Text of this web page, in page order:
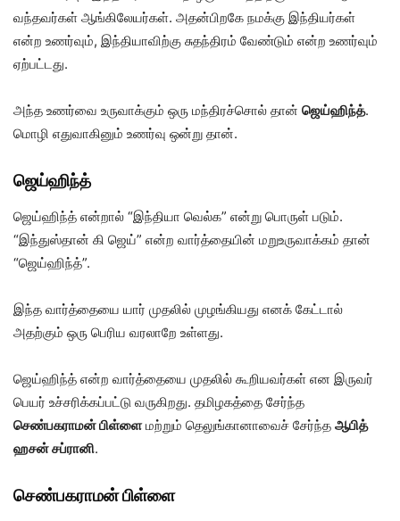
வந்தவர்கள் ஆங்கிலேயர்கள். அதன்பிறகே நமக்கு இந்தியர்கள்
என்ற உணர்வும், இந்தியாவிற்கு சுதந்திரம் வேண்டும் என்ற உணர்வும்
ஏற்பட்டது.
அந்த உணர்வை உருவாக்கும் ஒரு மந்திரச்சொல் தான் ஜெய்ஹிந்த்.
மொழி எதுவாகினும் உணர்வு ஒன்று தான்.
ஜெய்ஹிந்த்
ஜெய்ஹிந்த் என்றால் “இந்தியா வெல்க” என்று பொருள் படும்.
“இந்துஸ்தான் கி ஜெய்” என்ற வார்த்தையின் மறுஉருவாக்கம் தான்
“ஜெய்ஹிந்த்”.
இந்த வார்த்தையை யார் முதலில் முழங்கியது எனக் கேட்டால்
அதற்கும் ஒரு பெரிய வரலாறே உள்ளது.
ஜெய்ஹிந்த் என்ற வார்த்தையை முதலில் கூறியவர்கள் என இருவர்
பெயர் உச்சரிக்கப்பட்டு வருகிறது. தமிழகத்தை சேர்ந்த
செண்பகராமன் பிள்ளைமற்றும் தெலுங்கானாவைச் சேர்ந்த ஆபித்
ஹசன் சப்ரானி.
செண்பகராமன் பிள்ளை